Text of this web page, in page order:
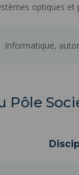
optiques et
Informatique,